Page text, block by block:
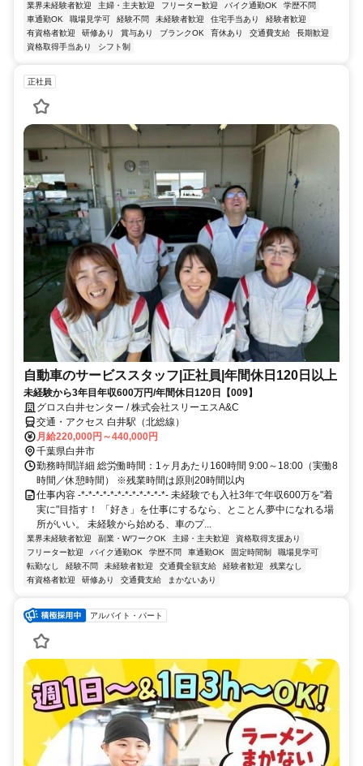
業界未経験者歓迎 主婦・主夫歓迎 フリーター歓迎 バイク通勤OK
学歴不問
車通勤OK
職場見学可 経験不問 未経験者歓迎 住宅手当あり
経験者歓迎
有資格者歓迎
研修あり 賞与あり ブランクOK 育休あり 交通費支給
長期歓迎
資格取得手当あり
シフト制
正社員
自動車のサービススタッフ|正社員|年間休日120日以上
未経験から3年目年収600万円/年間休日120日【009】
グロス白井センター / 株式会社スリーエスA&C
交通・アクセス 白井駅（北総線）
月給220,000円～440,000円
千葉県白井市
勤務時間詳細 総労働時間：1ヶ月あたり160時間 9:00～18:00（実働8
時間／休憩時間） ※残業時間は原則20時間以内
仕事内容 -*-*-*-*-*-*-*-*-*-*-*-*- 未経験でも入社3年で年収600万を"着
実に"目指す！ 「好き」を仕事にするなら、とことん夢中になれる場
所がいい。 未経験から始める、車のプ...
業界未経験者歓迎 副業・WワークOK 主婦・主夫歓迎
資格取得支援あり
フリーター歓迎
バイク通勤OK 学歴不問 車通勤OK 固定時間制
職場見学可
転勤なし
経験不問 未経験者歓迎 交通費全額支給 経験者歓迎
残業なし
有資格者歓迎
研修あり 交通費支給 まかないあり
アルバイト・パート